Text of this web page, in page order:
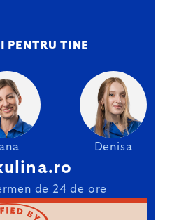
PENTRU TINE
Jana Denisa
de 24 de ore